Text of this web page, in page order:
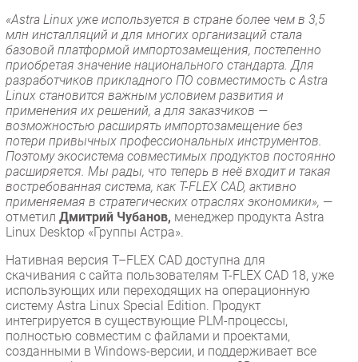
«Astra Linux уже используется в стране более чем в 3,5
млн инсталляций и для многих организаций стала
базовой платформой импортозамещения, постепенно
приобретая значение национального стандарта. Для
разработчиков прикладного ПО совместимость с Astra
Linux становится важным условием развития и
применения их решений, а для заказчиков —
возможностью расширять импортозамещение без
потери привычных профессиональных инструментов.
Поэтому экосистема совместимых продуктов постоянно
расширяется. Мы рады, что теперь в неё входит и такая
востребованная система, как T-FLEX CAD, активно
применяемая в стратегических отраслях экономики», —
отметил Дмитрий Чубанов, менеджер продукта Astra
Linux Desktop «Группы Астра».
Нативная версия T–FLEX CAD доступна для
скачивания с сайта пользователям T-FLEX CAD 18, уже
использующих или переходящих на операционную
систему Astra Linux Special Edition. Продукт
интегрируется в существующие PLM-процессы,
полностью совместим с файлами и проектами,
созданными в Windows-версии, и поддерживает все